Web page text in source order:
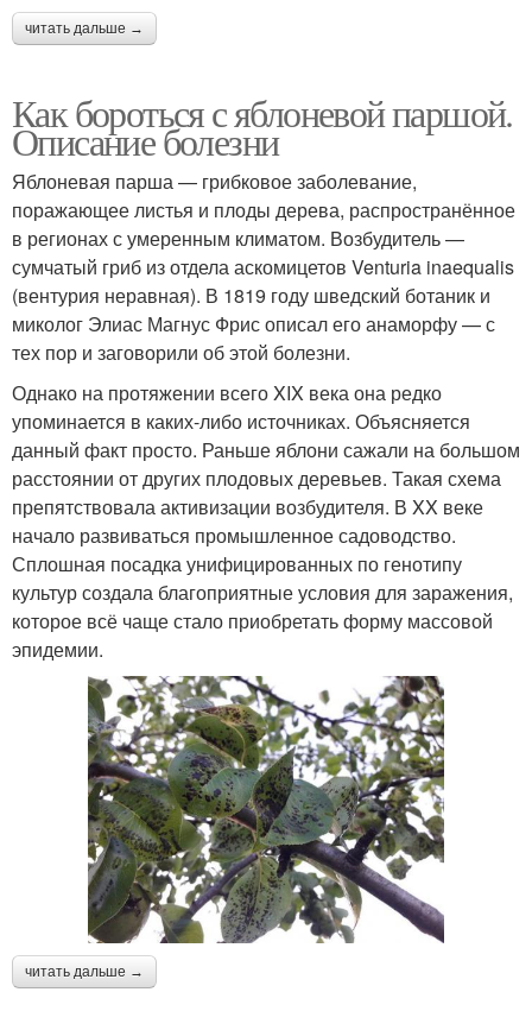
читать дальше →
Как бороться с яблоневой паршой.
Описание болезни
Яблоневая парша — грибковое заболевание,
поражающее листья и плоды дерева, распространённое
в регионах с умеренным климатом. Возбудитель —
сумчатый гриб из отдела аскомицетов Venturia inaequalis
(вентурия неравная). В 1819 году шведский ботаник и
миколог Элиас Магнус Фрис описал его анаморфу — с
тех пор и заговорили об этой болезни.
Однако на протяжении всего XIX века она редко
упоминается в каких-либо источниках. Объясняется
данный факт просто. Раньше яблони сажали на большом
расстоянии от других плодовых деревьев. Такая схема
препятствовала активизации возбудителя. В XX веке
начало развиваться промышленное садоводство.
Сплошная посадка унифицированных по генотипу
культур создала благоприятные условия для заражения,
которое всё чаще стало приобретать форму массовой
эпидемии.
читать дальше →